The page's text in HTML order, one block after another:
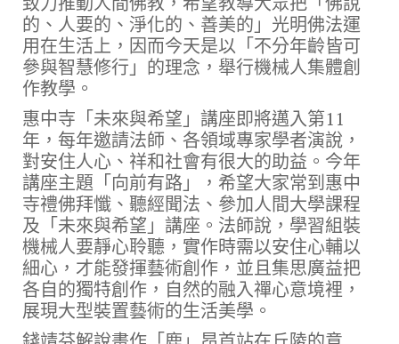
的、人要的、淨化的、善美的」光明佛法運
用在生活上，因而今天是以「不分年齡皆可
參與智慧修行」的理念，舉行機械人集體創
作教學。
惠中寺「未來與希望」講座即將邁入第11
年，每年邀請法師、各領域專家學者演說，
對安住人心、祥和社會有很大的助益。今年
講座主題「向前有路」，希望大家常到惠中
寺禮佛拜懺、聽經聞法、參加人間大學課程
及「未來與希望」講座。法師說，學習組裝
機械人要靜心聆聽，實作時需以安住心輔以
細心，才能發揮藝術創作，並且集思廣益把
各自的獨特創作，自然的融入禪心意境裡，
展現大型裝置藝術的生活美學。